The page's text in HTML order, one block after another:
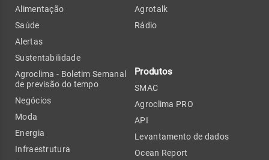
Alimentação
Saúde
Alertas
Sustentabilidade
Agroclima - Boletim Semanal
de previsão do tempo
Negócios
Moda
Energia
Infraestrutura
Agrotalk
Rádio
Produtos
SMAC
Agroclima PRO
API
Levantamento de dados
Ocean Report